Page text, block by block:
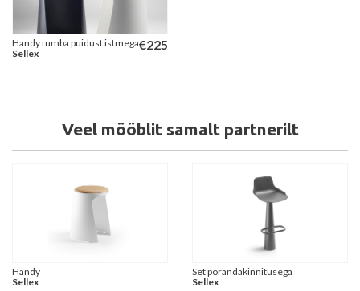
€225
Handy tumba puidust istmega
Sellex
Veel mööblit samalt partnerilt
Handy
Sellex
Set põrandakinnitusega
Sellex